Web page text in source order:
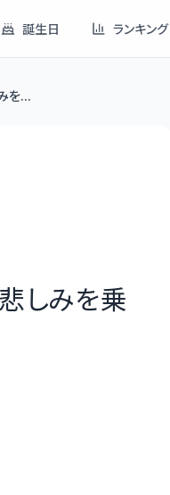
誕生日 ランキング
を...
しみを乗